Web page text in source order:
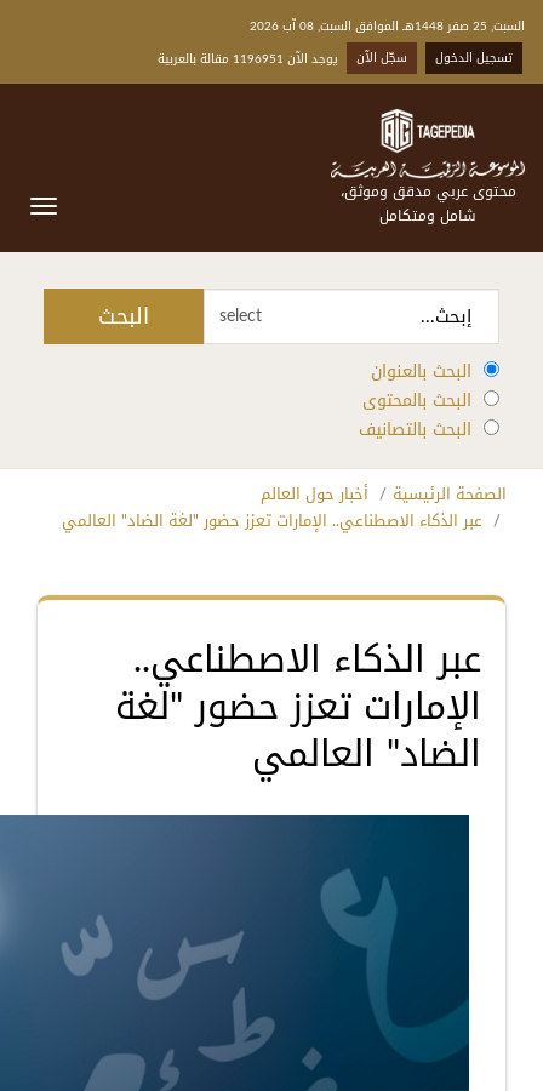
السبت, 25 صفر 1448هـ الموافق السبت, 08 آب 2026
تسجيل الدخول
سجّل الآن يوجد الآن 1196951 مقالة بالعربية
محتوى عربي مدقق وموثق،
شامل ومتكامل
select البحث
البحث بالعنوان
البحث بالمحتوى
البحث بالتصانيف
الصفحة الرئيسية
أخبار حول العالم
عبر الذكاء الاصطناعي.. الإمارات تعزز حضور "لغة الضاد" العالمي
عبر الذكاء الاصطناعي..
الإمارات تعزز حضور "لغة
الضاد" العالمي